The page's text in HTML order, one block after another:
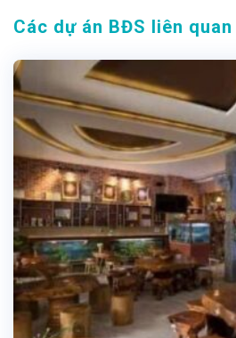
Các dự án BĐS liên quan